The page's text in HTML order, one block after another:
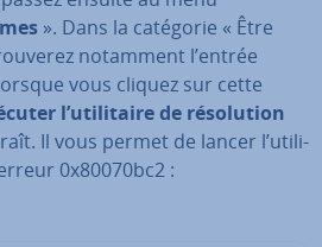
». Dans la catégorie « Être
notamment l’entrée
vous cliquez sur cette
l’uti­li­taire de ré­so­lu­tion
Il vous permet de lancer l’uti­li­
0x80070bc2 :